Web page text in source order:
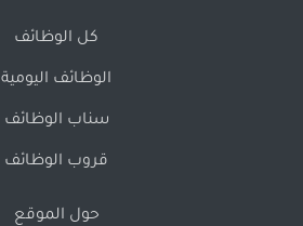
كل الوظائف
الوظائف اليومية
سناب الوظائف
قروب الوظائف
حول الموقع